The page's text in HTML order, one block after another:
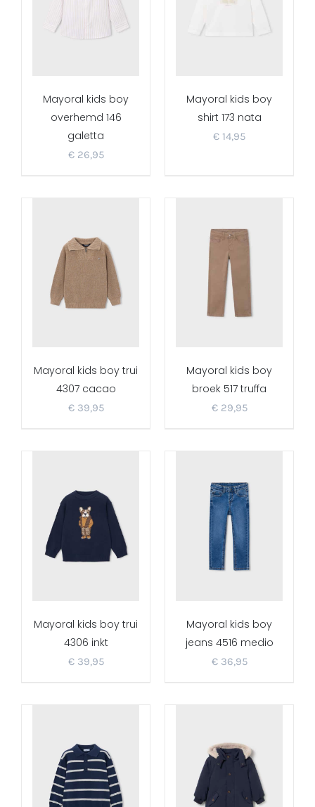
Mayoral kids boy
overhemd 146
galetta
€26,95
Mayoral kids boy
shirt 173 nata
€ 14,95
Mayoral kids boy trui
4307 cacao
€39,95
Mayoral kids boy
broek 517 truffa
€29,95
Mayoral kids boy trui
4306 inkt
€39,95
Mayoral kids boy
jeans 4516 medio
€36,95